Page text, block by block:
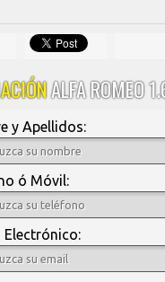
ALFA ROMEO
y Apellidos:
ó Móvil:
Electrónico: